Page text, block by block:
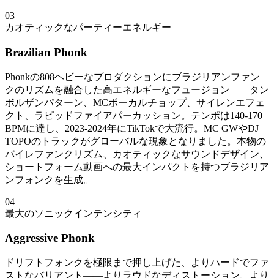
03
カオティックなパーティーエネルギー
Brazilian Phonk
Phonkの808ヘビーなプロダクションにブラジリアンファン
クのリズムを融合した高エネルギーなフュージョン——タン
ボルザンパターン、MCボーカルチョップ、サイレンエフェ
クト、ラピッドファイアパーカッション。テンポは140-170
BPMに達し、2023-2024年にTikTokで大流行。MC GWやDJ
TOPOのトラックがグローバルな現象となりました。本物の
バイレファンクリズム、カオティックなサウンドデザイン、
ショートフォーム動画への最大インパクトを持つブラジリア
ンフォンクを生成。
04
最大のソニックインテンシティ
Aggressive Phonk
ドリフトフォンクを極限まで押し上げた、よりハードでファ
ストなバリアント——よりラウドなディストーション、より